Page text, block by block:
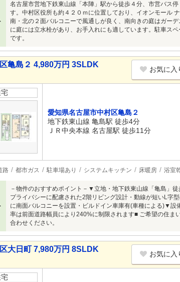
名古屋市営地下鉄東山線「本陣」駅から徒歩４分、市営バス
す。中村区役所も約４２０ｍに位置しており、イオンモール
南・北の２面バルコニーで風通しが良く、南向きの庭はガー
に庭には立水栓があり、お手入れにも適しています。駐車ス
です。
亀島２ 4,980万円 3SLDK
お気に入
愛知県名古屋市中村区亀島２
地下鉄東山線 亀島駅 徒歩4分
ＪＲ中央本線 名古屋駅 徒歩11分
路 都市ガス 駐車場あり システムキッチン 床暖房 浴室
－物件のおすすめポイント－▼立地・地下鉄東山線「亀島」
プライバシーに配慮された2階リビング設計・動線が短いL字
に南面バルコニーを設置・ビルドイン車庫有(車種による)▼
率は前面道路幅員により240%に制限されます■ ご希望の住
合わせください。
大日町 7,980万円 8SLDK
お気に入